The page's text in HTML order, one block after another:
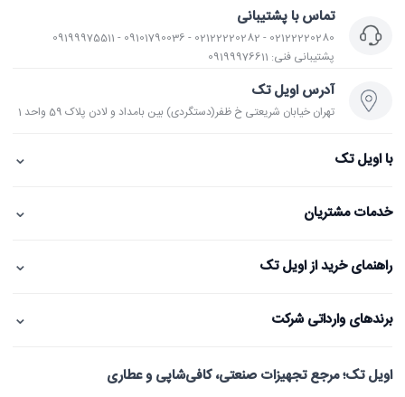
تماس با پشتیبانی
02122220280 - 02122220282 - 09101790036 - 09199975511
پشتیبانی فنی: 09199976611
آدرس اویل تک
تهران خیابان شریعتی خ ظفر(دستگردی) بین بامداد و لادن پلاک 59 واحد 1
با اویل تک ⌄
خدمات مشتریان ⌄
راهنمای خرید از اویل تک ⌄
برندهای وارداتی شرکت ⌄
اویل تک؛ مرجع تجهیزات صنعتی، کافی‌شاپی و عطاری